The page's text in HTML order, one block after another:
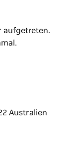
aufgetreten.
Australien